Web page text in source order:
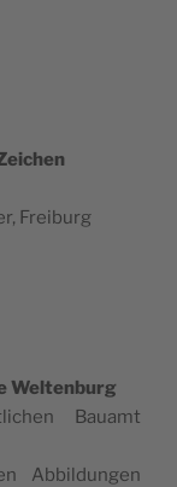
Freiburg
Wel­tenburg
Bauamt
Abbil­dun­gen